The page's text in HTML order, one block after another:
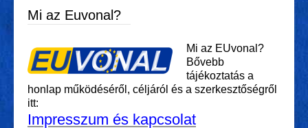
Mi az Euvonal?
Mi az EUvonal?
Bővebb
tájékoztatás a
honlap működéséről, céljáról és a szerkesztőségről
itt:
Impresszum és kapcsolat